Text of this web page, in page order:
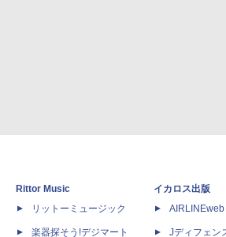
Rittor Music
リットーミュージック
楽器探そう!デジマート
イカロス出版
AIRLINEweb
Jディフェン